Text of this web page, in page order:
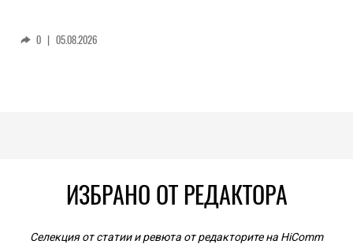
0 | 05.08.2026
ИЗБРАНО ОТ РЕДАКТОРА
Селекция от статии и ревюта от редакторите на HiComm